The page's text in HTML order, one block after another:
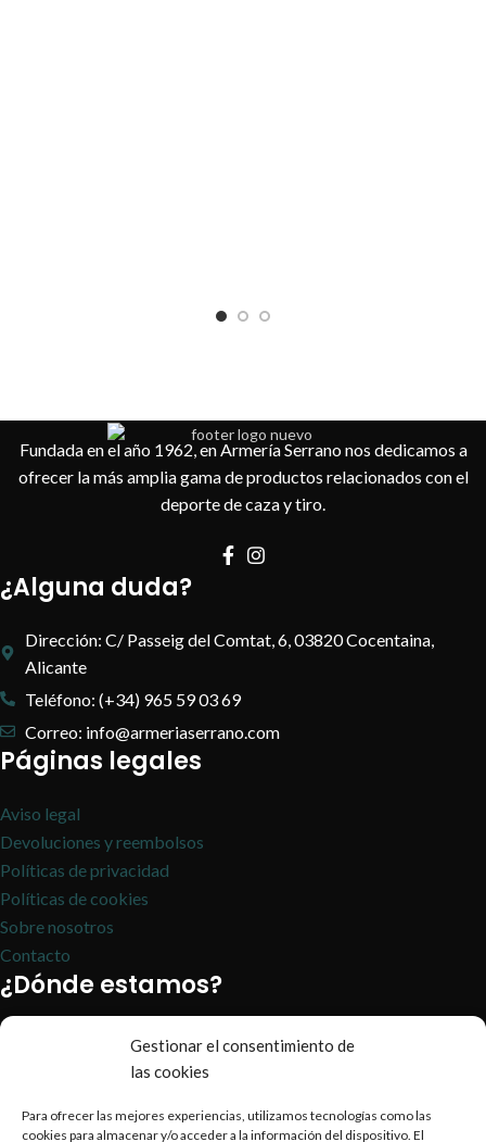
Gestionar el consentimiento de
las cookies
Para ofrecer las mejores experiencias, utilizamos tecnologías como las
cookies para almacenar y/o acceder a la información del dispositivo. El
Fundada en el año 1962, en Armería Serrano nos dedicamos a
ofrecer la más amplia gama de productos relacionados con el
deporte de caza y tiro.
¿Alguna duda?
Dirección: C/ Passeig del Comtat, 6, 03820 Cocentaina,
Alicante
Teléfono: (+34) 965 59 03 69
Correo: info@armeriaserrano.com
Páginas legales
Aviso legal
Devoluciones y reembolsos
Políticas de privacidad
Políticas de cookies
Sobre nosotros
Contacto
¿Dónde estamos?